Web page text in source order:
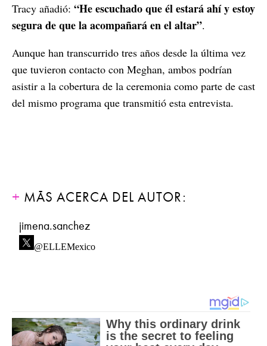
Tracy añadió: “He escuchado que él estará ahí y estoy
segura de que la acompañará en el altar”.
Aunque han transcurrido tres años desde la última vez
que tuvieron contacto con Meghan, ambos podrían
asistir a la cobertura de la ceremonia como parte de cast
del mismo programa que transmitió esta entrevista.
MÁS ACERCA DEL AUTOR:
jimena.sanchez
@ELLEMexico